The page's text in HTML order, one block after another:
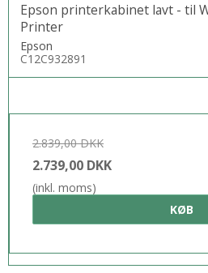
Epson printerkabinet lavt - til
Printer
Epson
C12C932891
2.839,00 DKK
2.739,00 DKK
(inkl. moms)
KØB